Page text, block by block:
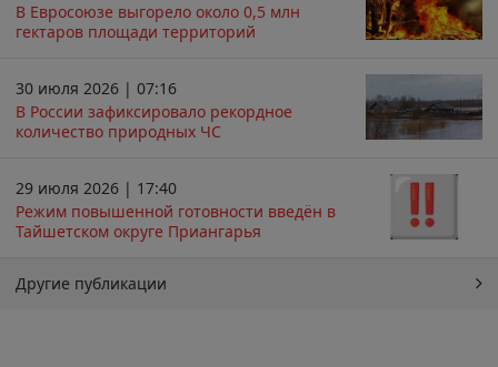
В Евросоюзе выгорело около 0,5 млн
гектаров площади территорий
30 июля 2026 | 07:16
В России зафиксировало рекордное
количество природных ЧС
29 июля 2026 | 17:40
Режим повышенной готовности введён в
Тайшетском округе Приангарья
Другие публикации